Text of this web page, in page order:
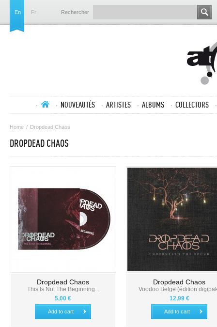
En Fr Rechercher
NOUVEAUTÉS ARTISTES ALBUMS COLLECTORS
Home / Dropdead Chaos
DROPDEAD CHAOS
Dropdead Chaos
This Is Not The Beginning...
5,00 €
Add to cart
Dropdead Chaos
Voodoo Belge (édition
12,99 €
Add to cart